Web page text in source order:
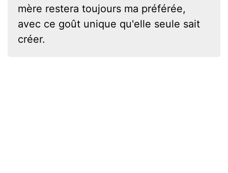
mère restera toujours ma préférée,
avec ce goût unique qu'elle seule sait
créer.